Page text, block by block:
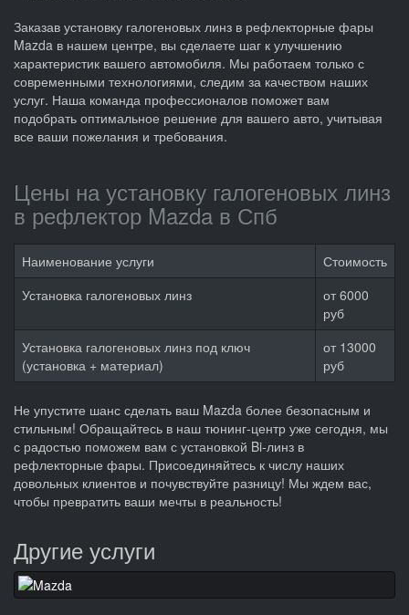
Заказав установку галогеновых линз в рефлекторные фары
Mazda в нашем центре, вы сделаете шаг к улучшению
характеристик вашего автомобиля. Мы работаем только с
современными технологиями, следим за качеством наших
услуг. Наша команда профессионалов поможет вам
подобрать оптимальное решение для вашего авто, учитывая
все ваши пожелания и требования.
Цены на установку галогеновых линз
в рефлектор Mazda в Спб
Наименование услуги
Стоимость
Установка галогеновых линз
от 6000
руб
Установка галогеновых линз под ключ
(установка + материал)
от 13000
руб
Не упустите шанс сделать ваш Mazda более безопасным и
стильным! Обращайтесь в наш тюнинг-центр уже сегодня, мы
с радостью поможем вам с установкой Bi-линз в
рефлекторные фары. Присоединяйтесь к числу наших
довольных клиентов и почувствуйте разницу! Мы ждем вас,
чтобы превратить ваши мечты в реальность!
Другие услуги